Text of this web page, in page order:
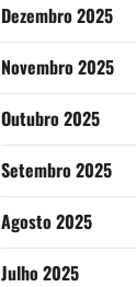
Dezembro 2025
Novembro 2025
Outubro 2025
Setembro 2025
Agosto 2025
Julho 2025